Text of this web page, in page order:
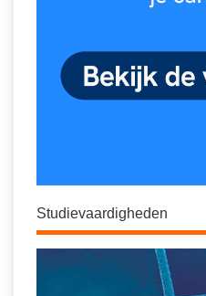
Studievaardigheden